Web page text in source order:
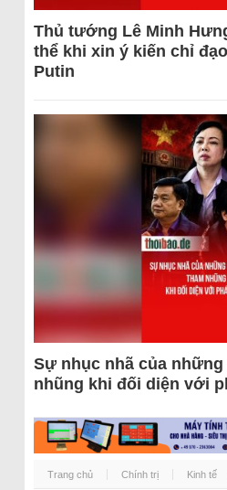
Thủ tướng Lê Minh
thể khi xin ý kiến chỉ
Putin
Sự nhục nhã của
nhũng khi đối diện với
Trang chủ Chính trị Kinh tế